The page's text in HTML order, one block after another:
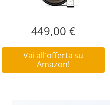
449,00 €
Vai all'offerta su
Amazon!